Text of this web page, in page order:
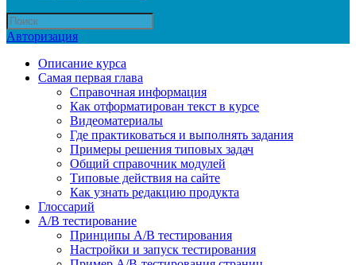
Авторизация
Описание курса
Самая первая глава
Справочная информация
Как отформатирован текст в курсе
Видеоматериалы
Где практиковаться и выполнять задания
Примеры решения типовых задач
Общий справочник модулей
Типовые действия на сайте
Как узнать редакцию продукта
Глоссарий
A/B тестирование
Принципы A/B тестирования
Настройки и запуск тестирования